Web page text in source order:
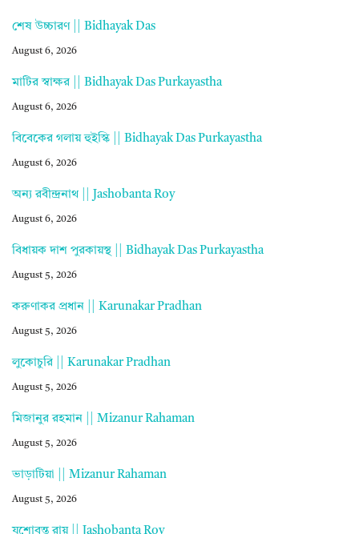
শেষ উচ্চারণ || Bidhayak Das
August 6, 2026
মাটির স্বাক্ষর || Bidhayak Das Purkayastha
August 6, 2026
বিবেকের গলায় হুইস্কি || Bidhayak Das Purkayastha
August 6, 2026
অন্য রবীন্দ্রনাথ || Jashobanta Roy
August 6, 2026
বিধায়ক দাশ পুরকায়স্থ || Bidhayak Das Purkayastha
August 5, 2026
করুণাকর প্রধান || Karunakar Pradhan
August 5, 2026
লুকোচুরি || Karunakar Pradhan
August 5, 2026
মিজানুর রহমান || Mizanur Rahaman
August 5, 2026
ভাড়াটিয়া || Mizanur Rahaman
August 5, 2026
যশোবন্ত রায় || Jashobanta Roy